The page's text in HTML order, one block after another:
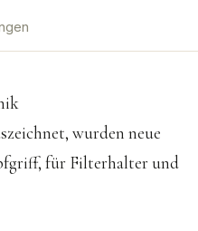
wurden neue
für Filterhalter und